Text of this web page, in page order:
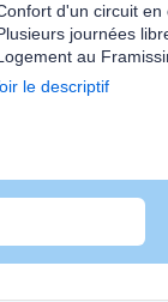
d'un circuit en
journées
au
le descriptif